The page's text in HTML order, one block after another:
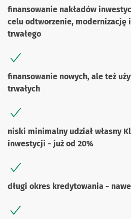
finansowanie nakładów
celu odtworzenie, modernizację
trwałego
finansowanie nowych, ale też
trwałych
niski minimalny udział własny
inwestycji - już od 20%
długi okres kredytowania -